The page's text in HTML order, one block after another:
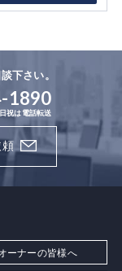
下さい。
1890
祝は電話転送
ーナーの皆様へ